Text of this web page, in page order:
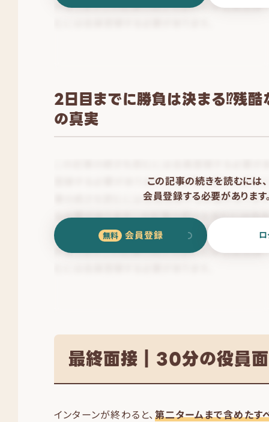
2日目までに勝負は決まる⁉残酷
の真実
この記事の続きを読むには、
会員登録する必要があります
会員登録
最終面接｜30分の役員
インターンが終わると、第二タームまで含めたす